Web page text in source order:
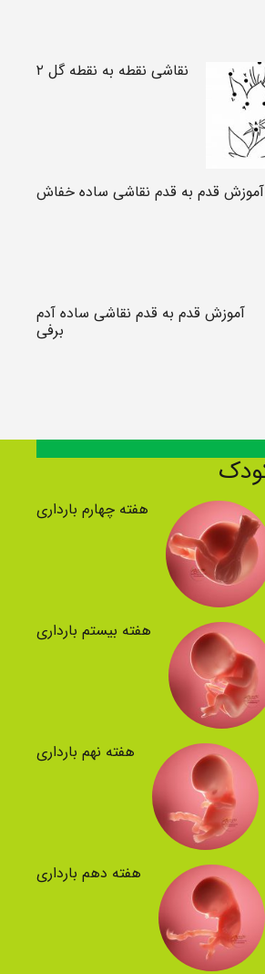
نقاشی نقطه به نقطه گل ۲
آموزش قدم به قدم نقاشی ساده خفاش
آموزش قدم به قدم نقاشی ساده آدم
برفی
هفته چهارم بارداری
هفته بیستم بارداری
هفته نهم بارداری
هفته دهم بارداری